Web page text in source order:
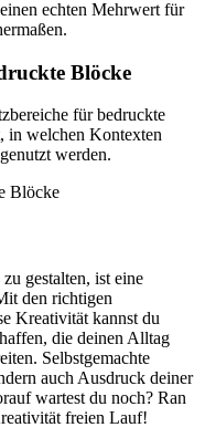
echten Mehrwert für
Blöcke
für bedruckte
in welchen Kontexten
werden.
gestalten, ist eine
den richtigen
Kreativität kannst du
die deinen Alltag
Selbstgemachte
auch Ausdruck deiner
wartest du noch? Ran
freien Lauf!